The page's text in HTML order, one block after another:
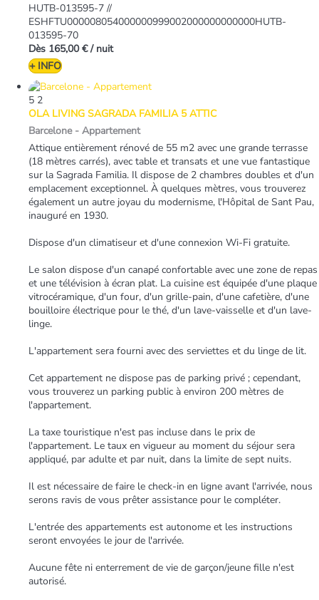
HUTB-013595-7 //
ESHFTU000008054000000999002000000000000HUTB-
013595-70
Dès 165,00 € / nuit
+ INFO
5 2
OLA LIVING SAGRADA FAMILIA 5 ATTIC
Barcelone - Appartement
Attique entièrement rénové de 55 m2 avec une grande terrasse
(18 mètres carrés), avec table et transats et une vue fantastique
sur la Sagrada Familia. Il dispose de 2 chambres doubles et d'un
emplacement exceptionnel. À quelques mètres, vous trouverez
également un autre joyau du modernisme, l'Hôpital de Sant Pau,
inauguré en 1930.
Dispose d'un climatiseur et d'une connexion Wi-Fi gratuite.
Le salon dispose d'un canapé confortable avec une zone de repas
et une télévision à écran plat. La cuisine est équipée d'une plaque
vitrocéramique, d'un four, d'un grille-pain, d'une cafetière, d'une
bouilloire électrique pour le thé, d'un lave-vaisselle et d'un lave-
linge.
L'appartement sera fourni avec des serviettes et du linge de lit.
Cet appartement ne dispose pas de parking privé ; cependant,
vous trouverez un parking public à environ 200 mètres de
l'appartement.
La taxe touristique n'est pas incluse dans le prix de
l'appartement. Le taux en vigueur au moment du séjour sera
appliqué, par adulte et par nuit, dans la limite de sept nuits.
Il est nécessaire de faire le check-in en ligne avant l'arrivée, nous
serons ravis de vous prêter assistance pour le compléter.
L'entrée des appartements est autonome et les instructions
seront envoyées le jour de l'arrivée.
Aucune fête ni enterrement de vie de garçon/jeune fille n'est
autorisé.